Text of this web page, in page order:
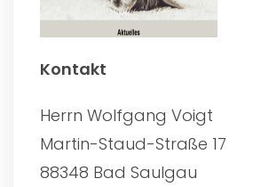
Kontakt
Herrn Wolfgang Voigt
Martin-Staud-Straße 17
88348 Bad Saulgau